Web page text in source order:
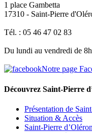
1 place Gambetta
17310 - Saint-Pierre
Tél. : 05 46 47 02 83
Du lundi au vendredi de
Notre page
Découvrez Saint-Pierre
Présentation de
Situation & Accès
Saint-Pierre